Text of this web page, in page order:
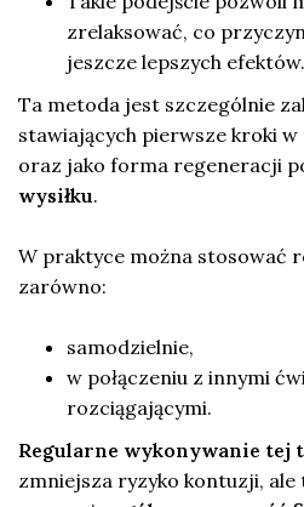
zrelaksować, co
jeszcze lepszych efektów.
Ta metoda jest szczególnie
stawiających pierwsze kroki
oraz jako forma regeneracji
wysiłku.
W praktyce można stosować
zarówno:
samodzielnie,
w połączeniu z innymi
rozciągającymi.
Regularne wykonywanie tej
zmniejsza ryzyko kontuzji, ale